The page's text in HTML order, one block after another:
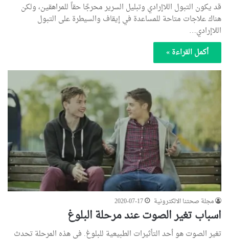
قد يكون التبول اللاإرادي وتبليل السرير محرجًا حقاً للمراهقين، ولكن
هناك علاجات متاحة للمساعدة في إيقاف والسيطرة على التبول
اللاإرادي…
أكمل القراءة »
مجلة صحتنا الالكترونية 2020-07-17
اسباب تغير الصوت عند مرحلة البلوغ
تغير الصوت هو أحد التأثيرات الطبيعية للبلوغ. في هذه المرحلة تحدث